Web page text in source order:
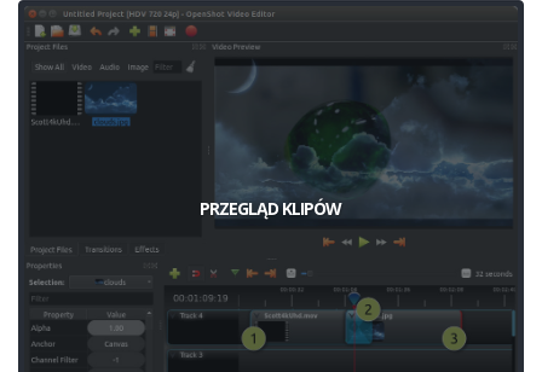
PRZEGLĄD KLIPÓW